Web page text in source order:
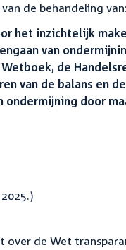
de behandeling van:
het inzichtelijk
van
de
van de balans en
ondermijning door
over de Wet